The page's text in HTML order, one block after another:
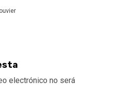
electrónico no será